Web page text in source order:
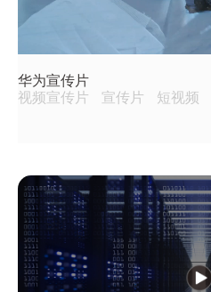
华为宣传片
视频宣传片
宣传片 短视频